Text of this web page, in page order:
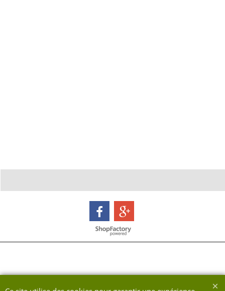
Boutique en ligne créés avec le logiciel eCommerce ShopFactory